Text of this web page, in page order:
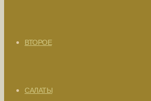
ВТОРОЕ
САЛАТЫ